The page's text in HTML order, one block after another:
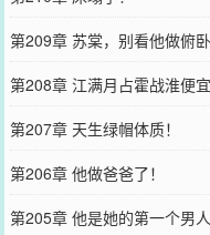
婚？下辈子都别想！”——无
怀里撞进来一个女人，女人
见倾心。只是他已经被逼娶
才知道，夜夜入他梦的姑娘
子……
您要是觉得《 穿书七零：未
忘记向您QQ群和微博微信里
第209章 苏棠，别看他做俯卧
第208章 江满月占霍战淮便宜
第207章 天生绿帽体质！
第206章 他做爸爸了！
第205章 他是她的第一个男人